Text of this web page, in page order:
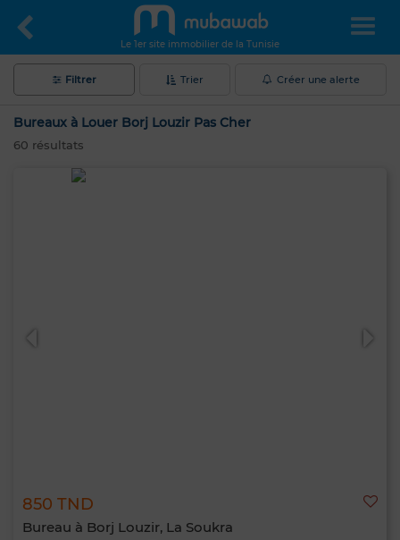
Le 1er site immobilier de la Tunisie
Filtrer Trier Créer une alerte
Bureaux à Louer Borj Louzir Pas Cher
60 résultats
850 TND
Bureau à Borj Louzir, La Soukra